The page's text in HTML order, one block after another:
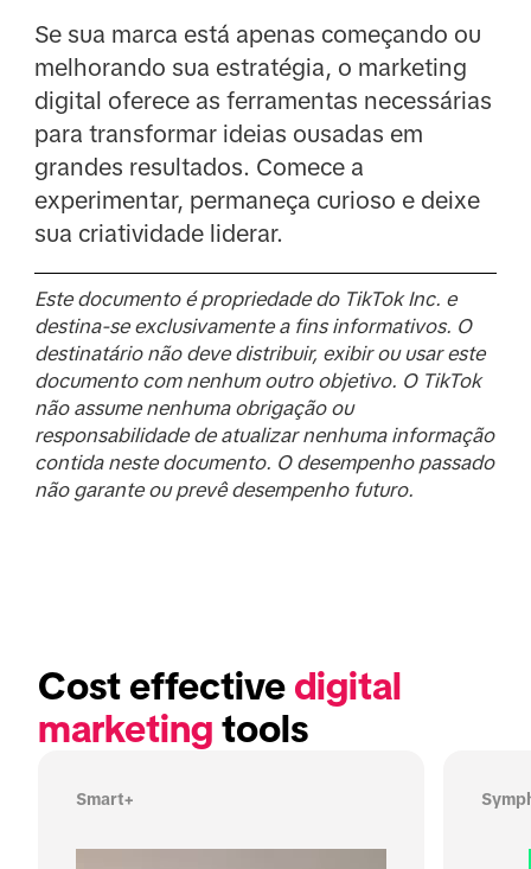
Se sua marca está apenas começando ou
melhorando sua estratégia, o marketing
digital oferece as ferramentas necessárias
para transformar ideias ousadas em
grandes resultados. Comece a
experimentar, permaneça curioso e deixe
sua criatividade liderar.
Este documento é propriedade do TikTok Inc. e
destina-se exclusivamente a fins informativos. O
destinatário não deve distribuir, exibir ou usar este
documento com nenhum outro objetivo. O TikTok
não assume nenhuma obrigação ou
responsabilidade de atualizar nenhuma informação
contida neste documento. O desempenho passado
não garante ou prevê desempenho futuro.
Cost effective digital
marketing tools
Smart+